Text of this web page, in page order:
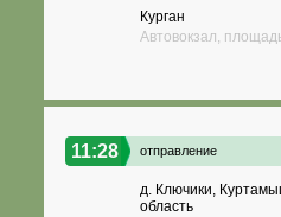
Курган
Автовокзал,
11:28 отправление
д. Ключики,
область